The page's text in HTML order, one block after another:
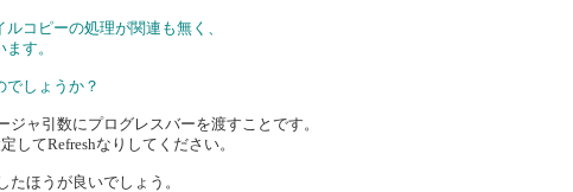
コピーの処理が関連も無く、
す。
でしょうか？
ャ引数にプログレスバーを渡すことです。
してRefreshなりしてください。
ほうが良いでしょう。